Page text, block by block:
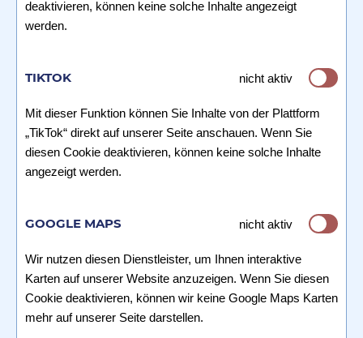
deaktivieren, können keine solche Inhalte angezeigt
werden.
TIKTOK nicht aktiv
Mit dieser Funktion können Sie Inhalte von der Plattform
„TikTok“ direkt auf unserer Seite anschauen. Wenn Sie
diesen Cookie deaktivieren, können keine solche Inhalte
angezeigt werden.
GOOGLE MAPS nicht aktiv
Wir nutzen diesen Dienstleister, um Ihnen interaktive
Karten auf unserer Website anzuzeigen. Wenn Sie diesen
Cookie deaktivieren, können wir keine Google Maps Karten
mehr auf unserer Seite darstellen.